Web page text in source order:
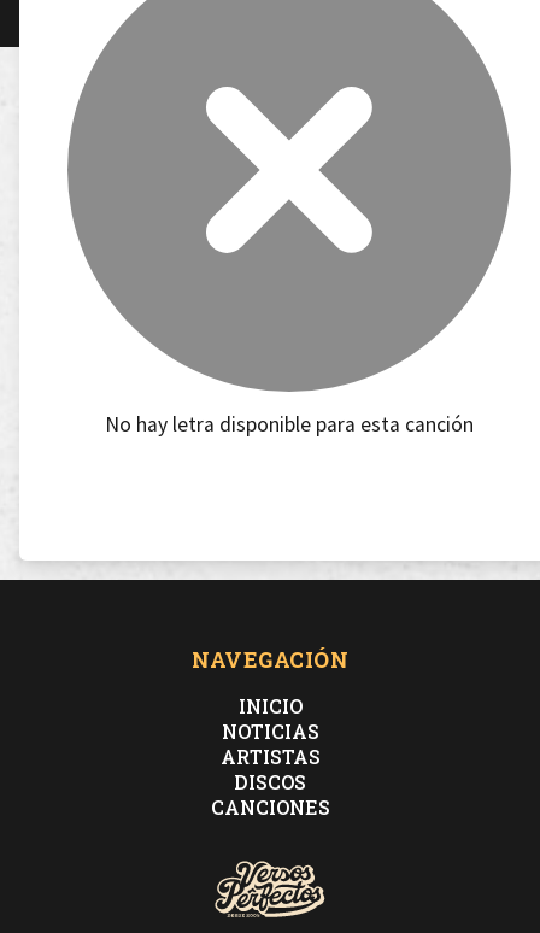
No hay letra disponible para esta canción
NAVEGACIÓN
INICIO
NOTICIAS
ARTISTAS
DISCOS
CANCIONES